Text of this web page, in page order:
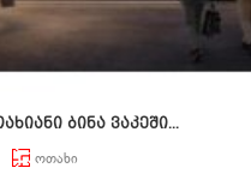
ბინა ვაკეში...
ოთახი